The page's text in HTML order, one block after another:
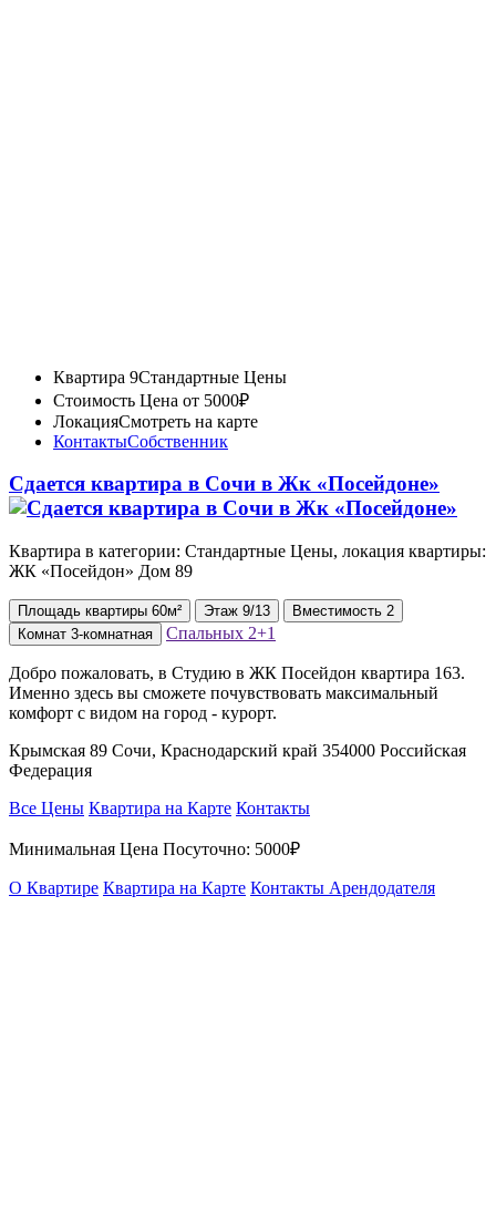
Квартира 9Стандартные Цены
Стоимость Цена от 5000₽
ЛокацияСмотреть на карте
КонтактыСобственник
Сдается квартира в Сочи в Жк «Посейдоне»
Квартира в категории: Стандартные Цены, локация квартиры:
ЖК «Посейдон» Дом 89
Площадь квартиры 60м² Этаж 9/13 Вместимость 2
Комнат 3-комнатная Спальных 2+1
Добро пожаловать, в Студию в ЖК Посейдон квартира 163.
Именно здесь вы сможете почувствовать максимальный
комфорт с видом на город - курорт.
Крымская 89 Сочи, Краснодарский край 354000 Российская
Федерация
Все Цены Квартира на Карте Контакты
Минимальная Цена Посуточно: 5000₽
О Квартире Квартира на Карте Контакты Арендодателя